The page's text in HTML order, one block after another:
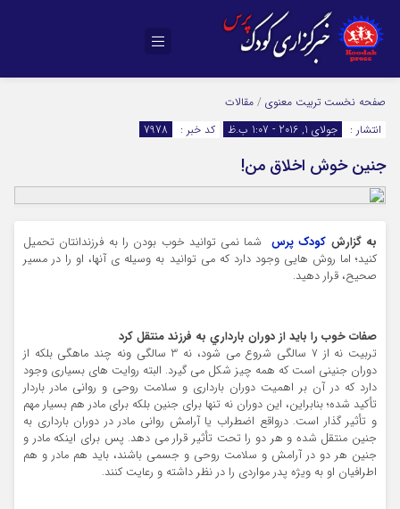
صفحه نخست تربیت معنوی / مقالات
انتشار :
جولای 1, 2016 - 1:07 ب.ظ کد خبر : 7978
جنین خوش اخلاق من!
به گزارش کودک پرسشما نمی توانید خوب بودن را به فرزندانتان تحمیل
کنید؛ اما روش هایی وجود دارد که می توانید به وسیله ی آنها، او را در مسیر
صحیح، قرار دهید.
صفات خوب را بايد از دوران بارداري به فرزند منتقل کرد
تربيت نه از 7 سالگي شروع مي شود، نه 3 سالگي ونه چند ماهگي بلکه از
دوران جنيني است که همه چيز شکل مي گيرد. البته روايت هاي بسياري وجود
دارد که در آن بر اهميت دوران بارداري و سلامت روحي و رواني مادر باردار
تأکيد شده؛ بنابراين، اين دوران نه تنها براي جنين بلکه براي مادر هم بسيار مهم
و تأثير گذار است. درواقع اضطراب يا آرامش رواني مادر در دوران بارداري به
جنين منتقل شده و هر دو را تحت تأثير قرار مي دهد. پس براي اينکه مادر و
جنين هر دو در آرامش و سلامت روحي و جسمي باشند، بايد هم مادر و هم
اطرافيان او به ويژه پدر مواردي را در نظر داشته و رعايت کنند.